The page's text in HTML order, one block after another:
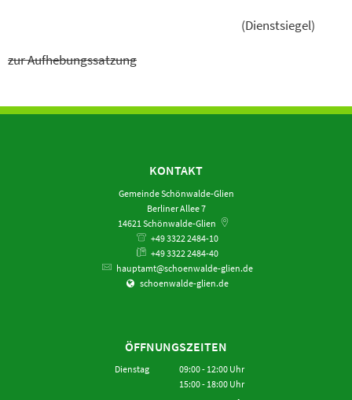
(Dienstsiegel)
zur Aufhebungssatzung
KONTAKT
Gemeinde Schönwalde-Glien
Berliner Allee 7
14621 Schönwalde-Glien
+49 3322 2484-10
+49 3322 2484-40
hauptamt@schoenwalde-glien.de
schoenwalde-glien.de
ÖFFNUNGSZEITEN
Dienstag 09:00- 12:00Uhr
Von 09:00 bis 12:00 Uhr
15:00- 18:00Uhr